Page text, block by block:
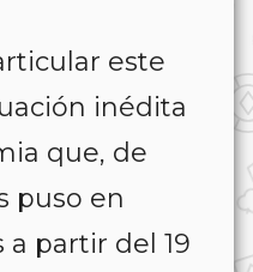
este
inédita
que, de
puso en
partir del 19